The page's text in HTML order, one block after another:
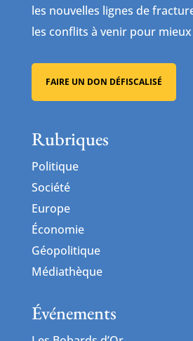
les nouvelles lignes de
les conflits à venir pour
FAIRE UN DON DÉFISCALISÉ
Rubriques
Politique
Société
Europe
Économie
Géopolitique
Médiathèque
Événements